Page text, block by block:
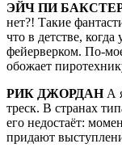
ЭЙЧ ПИ
нет?! Такие
что в детстве,
фейерверком. По-
обожает
РИК ДЖОРДАНА
треск. В странах
его недостаёт:
придают